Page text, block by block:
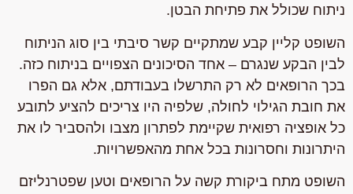
ניתוח שכולל את פתיחת הבטן.
השופט קליין קבע שמתקיים קשר סיבתי בין סוג הניתוח
לבין הבקע שנגרם – אחד הסיכונים הצפויים בניתוח כזה.
בכך הרופאים לא רק התרשלו בעבודתם, אלא גם הפרו
את חובת הגילוי לחולה, שלפיה היו צריכים להציע לתובע
כל אופציה רפואית שקיימת לפתרון מצבו ולהסביר לו את
היתרונות וחסרונות בכל אחת מהאפשרויות.
השופט מתח ביקורת קשה על הרופאים וטען שפטרנליזם